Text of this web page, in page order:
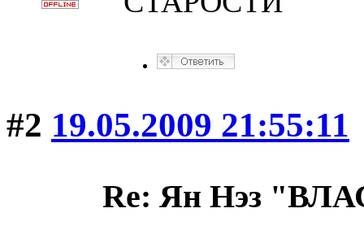
#2 19.05.2009 21:55:11
Re: Ян Нэз